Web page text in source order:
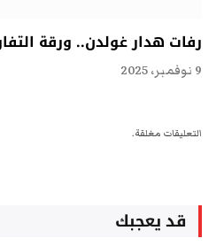
رفات هدار غولدن.. ورقة
9 نوفمبر، 2025
التعليقات مغلقة.
قد يعجبك